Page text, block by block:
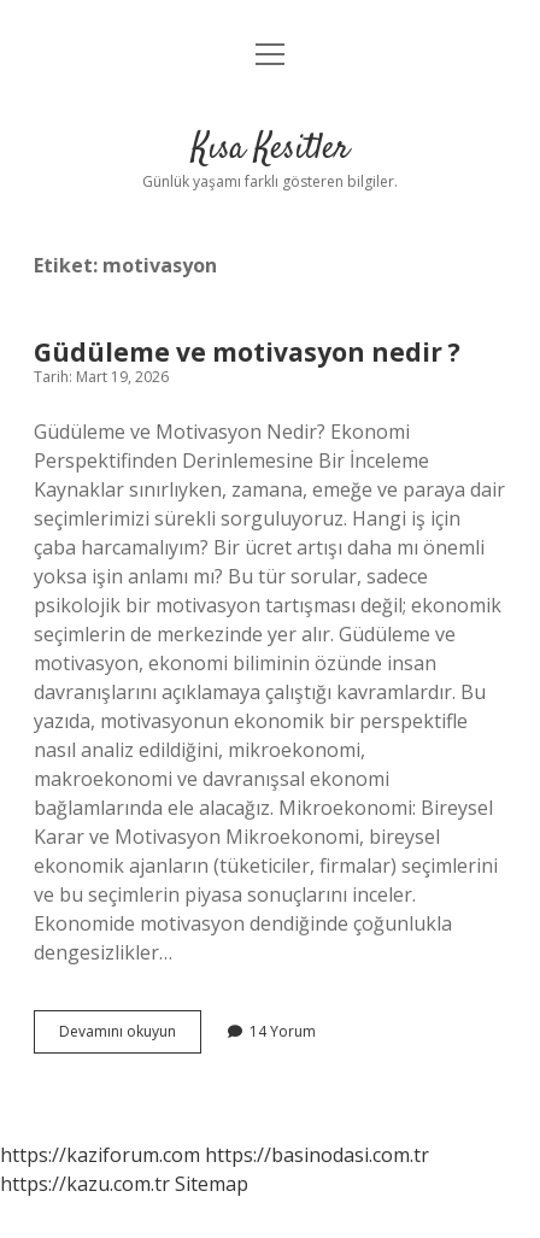
Anasayfa
Yasal Uyarı
menüyü
Kısa Kesitler
Günlük yaşamı farklı gösteren bilgiler.
Etiket: motivasyon
Güdüleme ve motivasyon nedir ?
Tarih: Mart 19, 2026
Güdüleme ve Motivasyon Nedir? Ekonomi
Perspektifinden Derinlemesine Bir İnceleme
Kaynaklar sınırlıyken, zamana, emeğe ve paraya dair
seçimlerimizi sürekli sorguluyoruz. Hangi iş için
çaba harcamalıyım? Bir ücret artışı daha mı önemli
yoksa işin anlamı mı? Bu tür sorular, sadece
psikolojik bir motivasyon tartışması değil; ekonomik
seçimlerin de merkezinde yer alır. Güdüleme ve
motivasyon, ekonomi biliminin özünde insan
davranışlarını açıklamaya çalıştığı kavramlardır. Bu
yazıda, motivasyonun ekonomik bir perspektifle
nasıl analiz edildiğini, mikroekonomi,
makroekonomi ve davranışsal ekonomi
bağlamlarında ele alacağız. Mikroekonomi: Bireysel
Karar ve Motivasyon Mikroekonomi, bireysel
ekonomik ajanların (tüketiciler, firmalar) seçimlerini
ve bu seçimlerin piyasa sonuçlarını inceler.
Ekonomide motivasyon dendiğinde çoğunlukla
dengesizlikler…
Devamını okuyun Güdüleme
ve
14 Yorum
https://kaziforum.com https://basinodasi.com.tr
https://kazu.com.trSitemap